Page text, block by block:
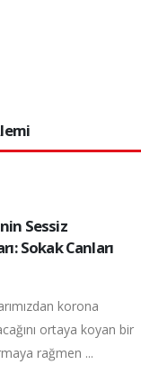
Sessiz
Sokak Canları
korona
ortaya koyan bir
rağmen ...